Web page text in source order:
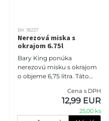
BK 18237
Nerezová miska s
okrajom 6.75l
Bary King ponúka
nerezovú misku s okrajom
o objeme 6,75 litra. Táto
stojanov a je praktická pre
Cena s DPH
12,99 EUR
25,00 ks